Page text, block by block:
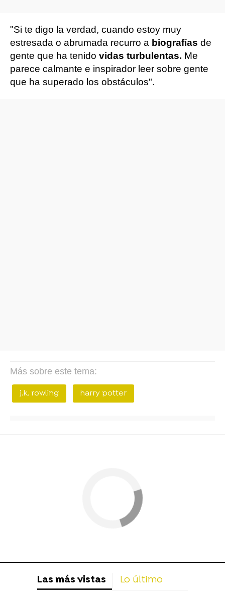
"Si te digo la verdad, cuando estoy muy
estresada o abrumada recurro a biografías de
gente que ha tenido vidas turbulentas. Me
parece calmante e inspirador leer sobre gente
que ha superado los obstáculos".
Más sobre este tema:
j.k. rowling harry potter
Las más vistas Lo último